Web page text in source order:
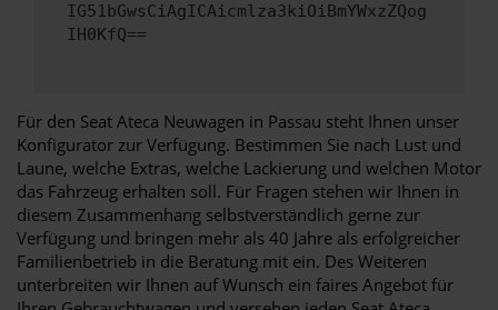
IG51bGwsCiAgICAicmlza3kiOiBmYWxzZQog
IH0KfQ==
Für den Seat Ateca Neuwagen in Passau steht Ihnen unser
Konfigurator zur Verfügung. Bestimmen Sie nach Lust und
Laune, welche Extras, welche Lackierung und welchen Motor
das Fahrzeug erhalten soll. Für Fragen stehen wir Ihnen in
diesem Zusammenhang selbstverständlich gerne zur
Verfügung und bringen mehr als 40 Jahre als erfolgreicher
Familienbetrieb in die Beratung mit ein. Des Weiteren
unterbreiten wir Ihnen auf Wunsch ein faires Angebot für